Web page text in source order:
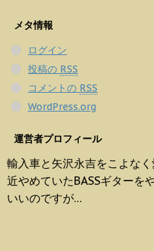
メタ情報
ログイン
投稿の RSS
コメントの RSS
WordPress.org
運営者プロフィール
輸入車と矢沢永吉をこよな
近やめていたBASSギターを
いいのですが…